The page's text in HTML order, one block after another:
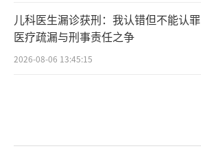
儿科医生漏诊获刑：我认错但不能认罪
医疗疏漏与刑事责任之争
2026-08-06 13:45:15